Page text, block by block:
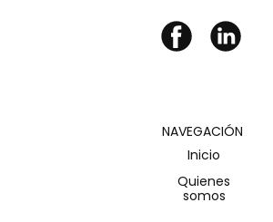
NAVEGACIÓN
Inicio
Quienes
somos